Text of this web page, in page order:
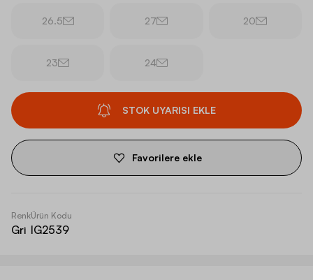
26.5 27 20
23 24
STOK UYARISI EKLE
Favorilere ekle
Renk
Gri
Ürün Kodu
IG2539